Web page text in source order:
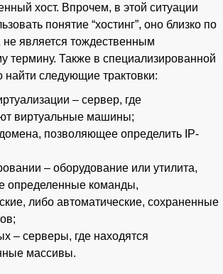
хост. Впрочем, в этой ситуации
понятие “хостинг”, оно близко по
не является тождественным
термину. Также в специализированной
найти следующие трактовки:
– сервер, где
виртуальные машины;
позволяющее определить IP-
– оборудование или утилита,
определенные команды,
либо автоматические, сохраненные
– серверы, где находятся
массивы.